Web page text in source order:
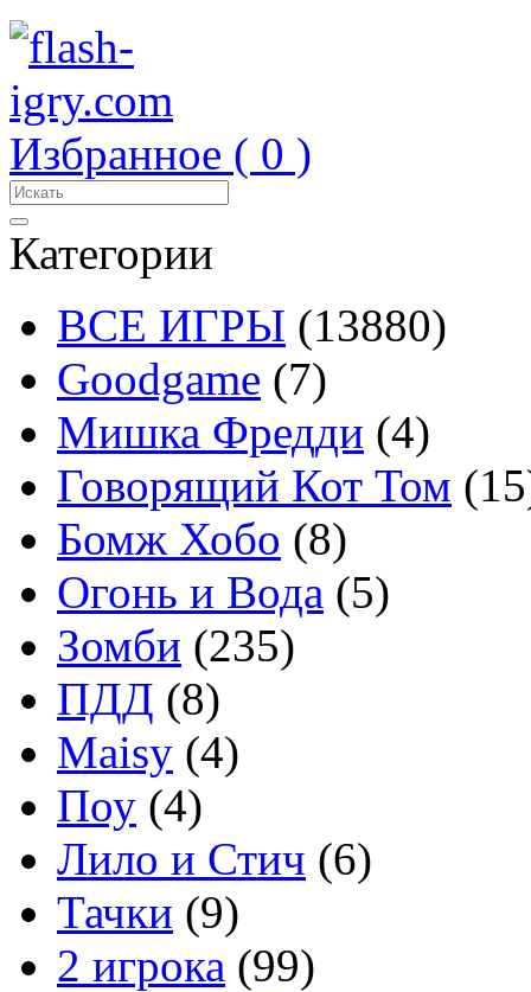
Избранное ( 0 )
Категории
ВСЕ ИГРЫ (13880)
Goodgame (7)
Мишка Фредди (4)
Говорящий Кот Том
Бомж Хобо (8)
Огонь и Вода (5)
Зомби (235)
ПДД (8)
Maisy (4)
Поу (4)
Лило и Стич (6)
Тачки (9)
2 игрока (99)